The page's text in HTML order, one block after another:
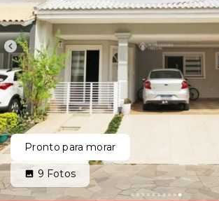
Pronto para morar
9 Fotos